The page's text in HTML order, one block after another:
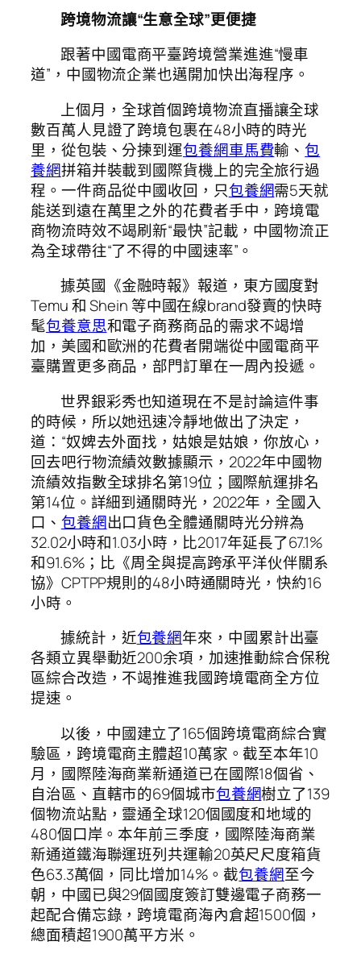
跨境物流讓“生意全球”更便捷
跟著中國電商平臺跨境營業進進“慢車
道”，中國物流企業也邁開加快出海程序。
上個月，全球首個跨境物流直播讓全球
數百萬人見證了跨境包裹在48小時的時光
里，從包裝、分揀到運包養網車馬費輸、包
養網拼箱并裝載到國際貨機上的完全旅行過
程。一件商品從中國收回，只包養網需5天就
能送到遠在萬里之外的花費者手中，跨境電
商物流時效不竭刷新“最快”記載，中國物流正
為全球帶往“了不得的中國速率”。
據英國《金融時報》報道，東方國度對
Temu 和 Shein 等中國在線brand發賣的快時
髦包養意思和電子商務商品的需求不竭增
加，美國和歐洲的花費者開端從中國電商平
臺購置更多商品，部門訂單在一周內投遞。
世界銀彩秀也知道現在不是討論這件事
的時候，所以她迅速冷靜地做出了決定，
道：“奴婢去外面找，姑娘是姑娘，你放心，
回去吧行物流績效數據顯示，2022年中國物
流績效指數全球排名第19位；國際航運排名
第14位。詳細到通關時光，2022年，全國入
口、 包養網出口貨色全體通關時光分辨為
32.02小時和1.03小時，比2017年延長了67.1%
和91.6%；比《周全與提高跨承平洋伙伴關系
協》CPTPP規則的48小時通關時光，快約16
小時。
據統計，近包養網年來，中國累計出臺
各類立異舉動近200余項，加速推動綜合保稅
區綜合改造，不竭推進我國跨境電商全方位
提速。
以後，中國建立了165個跨境電商綜合實
驗區，跨境電商主體超10萬家。截至本年10
月，國際陸海商業新通道已在國際18個省、
自治區、直轄市的69個城市包養網樹立了139
個物流站點，靈通全球120個國度和地域的
480個口岸。本年前三季度，國際陸海商業
新通道鐵海聯運班列共運輸20英尺尺度箱貨
色63.3萬個，同比增加14%。截包養網至今
朝，中國已與29個國度簽訂雙邊電子商務一
起配合備忘錄，跨境電商海內倉超1500個，
總面積超1900萬平方米。